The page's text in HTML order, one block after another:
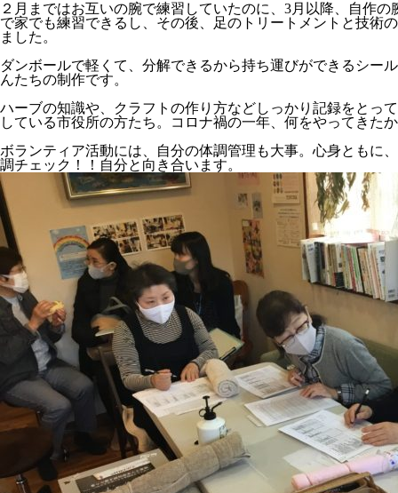
２月まではお互いの腕で練習していたのに、3月以降、自作
で家でも練習できるし、その後、足のトリートメントと技術
ました。
ダンボールで軽くて、分解できるから持ち運びができるシー
んたちの制作です。
ハーブの知識や、クラフトの作り方などしっかり記録をとっ
している市役所の方たち。コロナ禍の一年、何をやってきた
ボランティア活動には、自分の体調管理も大事。心身ともに
調チェック！！自分と向き合います。